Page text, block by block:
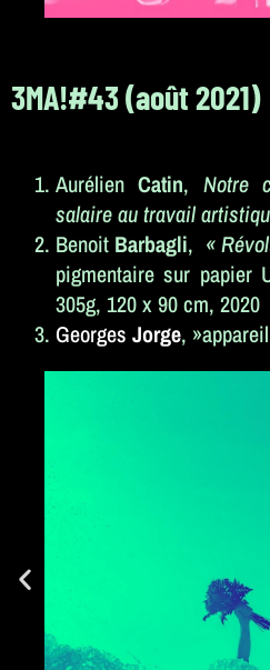
3MA!#43 (août 2021)
AurélienCatin, Notre
salaire au travail
Benoit Barbagli, «
pigmentaire sur papier
305g, 120 x 90 cm, 2020
Georges Jorge,